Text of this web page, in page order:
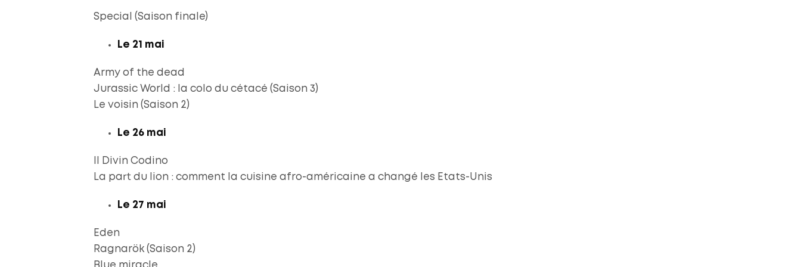
Special (Saison finale)
Le 21 mai
Army of the dead
Jurassic World : la colo du cétacé (Saison 3)
Le voisin (Saison 2)
Le 26 mai
Il Divin Codino
La part du lion : comment la cuisine afro-américaine a changé les Etats-Unis
Le 27 mai
Eden
Ragnarök (Saison 2)